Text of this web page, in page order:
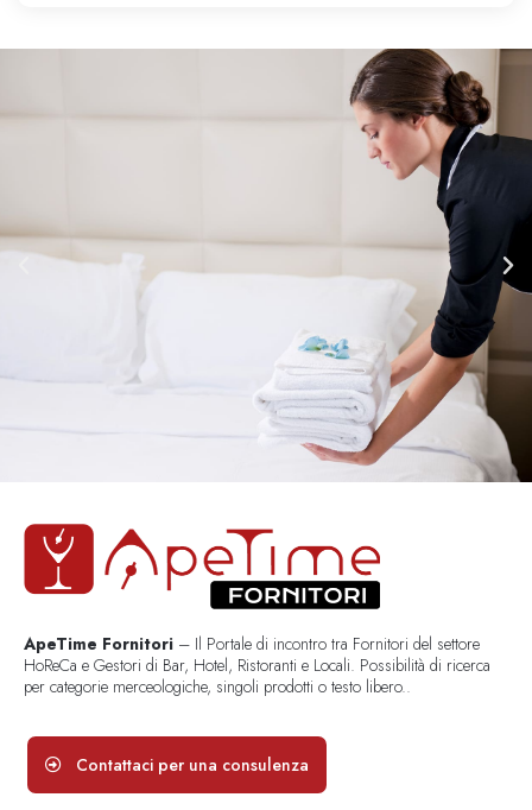
ApeTime Fornitori – Il Portale di incontro tra Fornitori del settore
HoReCa e Gestori di Bar, Hotel, Ristoranti e Locali. Possibilità di ricerca
per categorie merceologiche, singoli prodotti o testo libero..
Contattaci per una consulenza